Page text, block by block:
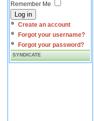
Remember Me
Log in
Create an account
Forgot your username?
Forgot your password?
SYNDICATE